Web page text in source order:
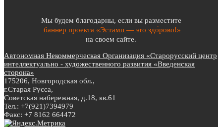
Мы будем благодарны, если вы разместите
баннер проекта «Эстамп — это здо́рово!»
на своем сайте.
Автономная Некоммерческая Организация «Старорусский центр
интеллектуально - художественного развития «Введенская
сторона»
175206, Новгородская обл.,
г.Старая Русса,
Советская набережная, д.18, кв.61
Тел.: +7(921)7394979
Факс: +7 8162 664472